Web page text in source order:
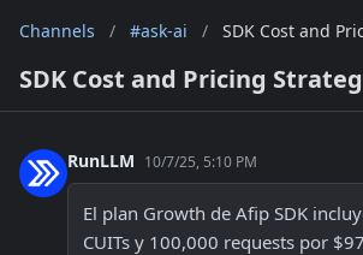
Channels / #ask-ai / SDK Cost and
SDK Cost and Pricing
RunLLM 10/7/25, 5:10 PM
El plan Growth de Afip SDK
CUITs y 100,000 requests por